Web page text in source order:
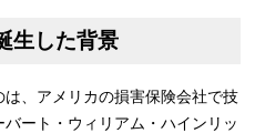
生した背景
、アメリカの損害保険会社で技
ート・ウィリアム・ハインリッ